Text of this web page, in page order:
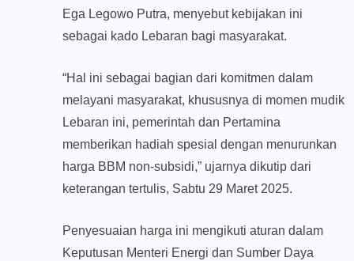
Ega Legowo Putra, menyebut kebijakan ini
sebagai kado Lebaran bagi masyarakat.
“Hal ini sebagai bagian dari komitmen dalam
melayani masyarakat, khususnya di momen mudik
Lebaran ini, pemerintah dan Pertamina
memberikan hadiah spesial dengan menurunkan
harga BBM non-subsidi,” ujarnya dikutip dari
keterangan tertulis, Sabtu 29 Maret 2025.
Penyesuaian harga ini mengikuti aturan dalam
Keputusan Menteri Energi dan Sumber Daya